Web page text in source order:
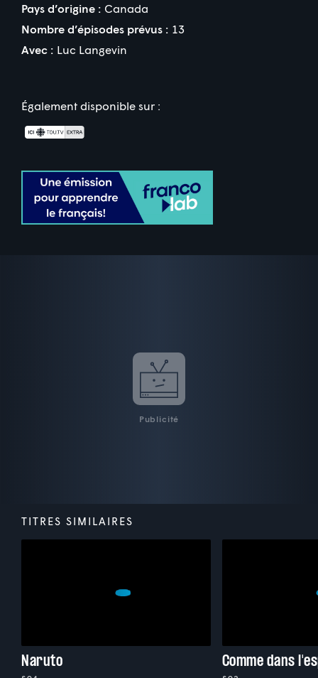
Pays d’origine : Canada
Nombre d’épisodes prévus : 13
Avec : Luc Langevin
Également disponible sur :
Publicité
TITRES SIMILAIRES
Naruto Comme dans